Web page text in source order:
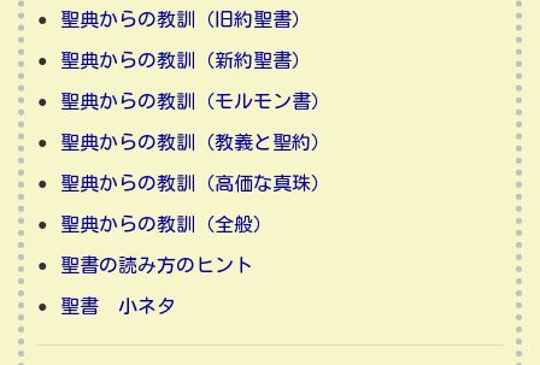
聖典からの教訓（旧約聖書）
聖典からの教訓（新約聖書）
聖典からの教訓（モルモン書）
聖典からの教訓（教義と聖約）
聖典からの教訓（高価な真珠）
聖典からの教訓（全般）
聖書の読み方のヒント
聖書 小ネタ